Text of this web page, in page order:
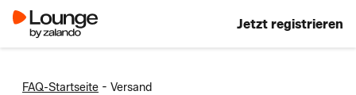
Jetzt registrieren
FAQ-Startseite - Versand